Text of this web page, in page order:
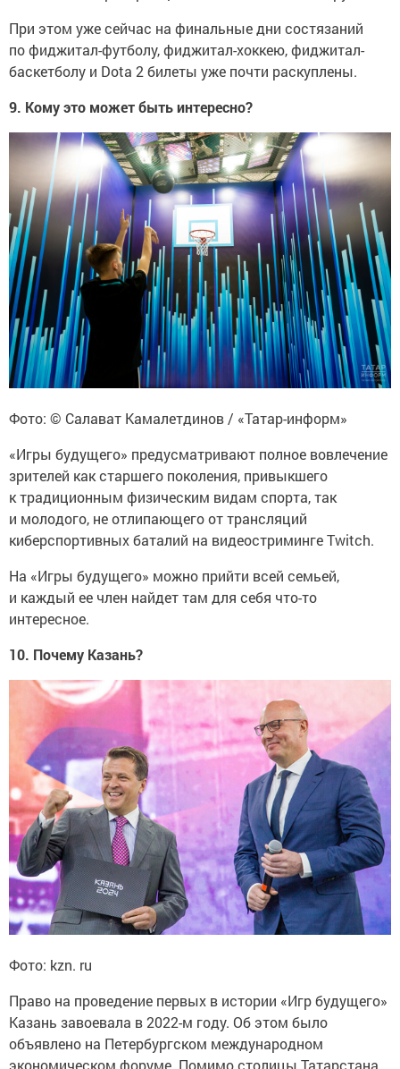
При этом уже сейчас на финальные дни состязаний
по фиджитал-футболу, фиджитал-хоккею, фиджитал-
баскетболу и Dota 2 билеты уже почти раскуплены.
9. Кому это может быть интересно?
Фото: © Салават Камалетдинов / «Татар-информ»
«Игры будущего» предусматривают полное вовлечение
зрителей как старшего поколения, привыкшего
к традиционным физическим видам спорта, так
и молодого, не отлипающего от трансляций
киберспортивных баталий на видеостриминге Twitch.
На «Игры будущего» можно прийти всей семьей,
и каждый ее член найдет там для себя что-то
интересное.
10. Почему Казань?
Фото: kzn. ru
Право на проведение первых в истории «Игр будущего»
Казань завоевала в 2022-м году. Об этом было
объявлено на Петербургском международном
экономическом форуме. Помимо столицы Татарстана